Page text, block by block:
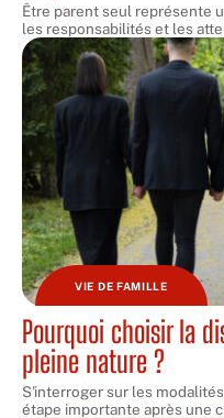
Être parent seul représente
les responsabilités et les
VIE DE FAMILLE
Pourquoi choisir la
pleine nature ?
S'interroger sur les
étape importante après une